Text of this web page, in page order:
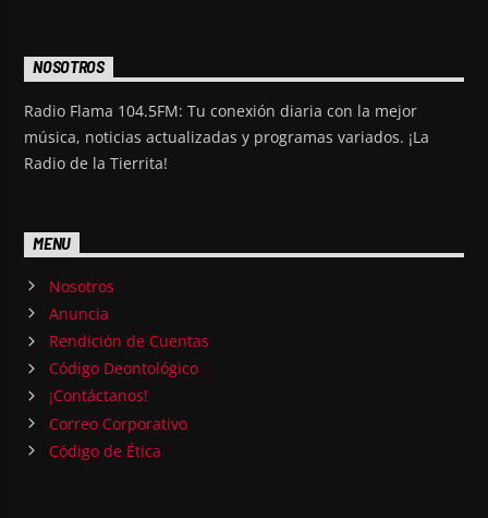
NOSOTROS
Radio Flama 104.5FM: Tu conexión diaria con la mejor
música, noticias actualizadas y programas variados. ¡La
Radio de la Tierrita!
MENU
Nosotros
Anuncia
Rendición de Cuentas
Código Deontológico
¡Contáctanos!
Correo Corporativo
Código de Ética